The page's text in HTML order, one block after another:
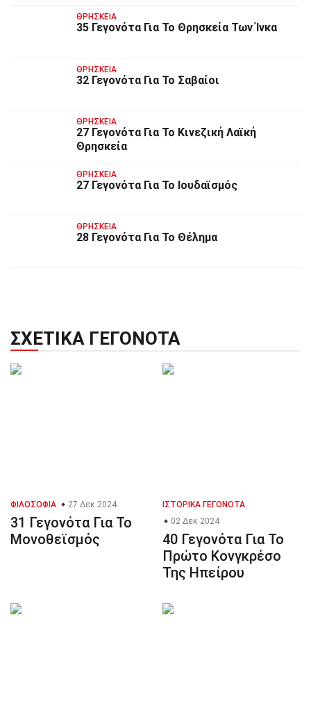
ΘΡΗΣΚΕΊΑ
35 Γεγονότα Για Το Θρησκεία Των Ίνκα
ΘΡΗΣΚΕΊΑ
32 Γεγονότα Για Το Σαβαίοι
ΘΡΗΣΚΕΊΑ
27 Γεγονότα Για Το Κινεζική Λαϊκή
Θρησκεία
ΘΡΗΣΚΕΊΑ
27 Γεγονότα Για Το Ιουδαϊσμός
ΘΡΗΣΚΕΊΑ
28 Γεγονότα Για Το Θέλημα
ΣΧΕΤΙΚΆ ΓΕΓΟΝΌΤΑ
ΦΙΛΟΣΟΦΊΑ 27 Δεκ 2024
31 Γεγονότα Για Το
Μονοθεϊσμός
ΙΣΤΟΡΙΚΆ ΓΕΓΟΝΌΤΑ
02 Δεκ 2024
40 Γεγονότα Για Το
Πρώτο Κονγκρέσο
Της Ηπείρου